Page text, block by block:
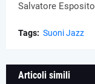
Salvatore Esposito
Tags: Suoni Jazz
Articoli simili